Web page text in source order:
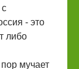
- это
либо
мучает